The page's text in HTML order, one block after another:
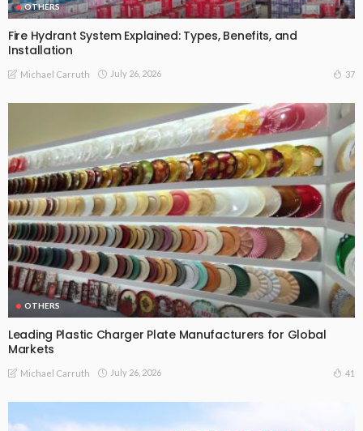
OTHERS
Fire Hydrant System Explained: Types, Benefits, and
Installation
Michael Carruth July 26, 2026 37
OTHERS
Leading Plastic Charger Plate Manufacturers for Global
Markets
Michael Carruth July 26, 2026 41